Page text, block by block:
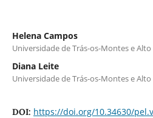
Helena Campos
Universidade de Trás-os-Montes e
Diana Leite
Universidade de Trás-os-Montes e
DOI: https://doi.org/10.34630/